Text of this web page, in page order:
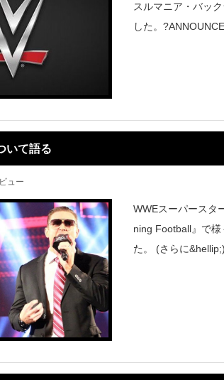
スルマニア・バッ
した。
いて語る
ュー
WWEスーパースタ
ning Football』で様
た。 (さらに&hellip;)